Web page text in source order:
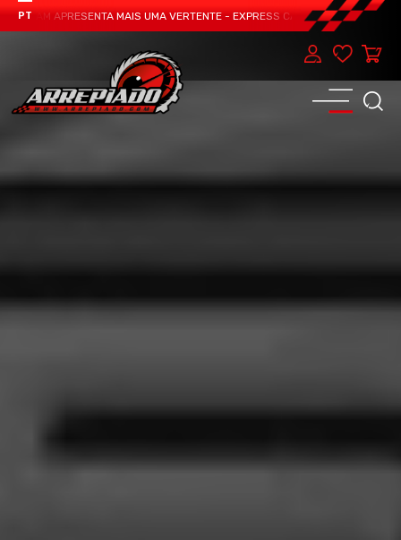
PTAPRESENTA MAIS UMA VERTENTE - EXPRESS CAR SERVICE,